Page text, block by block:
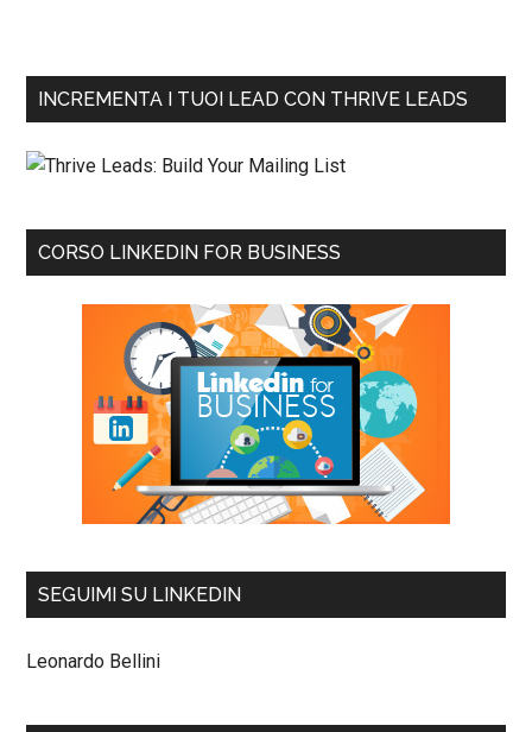
INCREMENTA I TUOI LEAD CON THRIVE LEADS
CORSO LINKEDIN FOR BUSINESS
SEGUIMI SU LINKEDIN
Leonardo Bellini